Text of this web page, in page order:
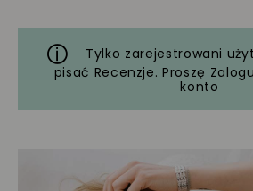
Tylko zarejestrowani
pisać Recenzje. Proszę
konto